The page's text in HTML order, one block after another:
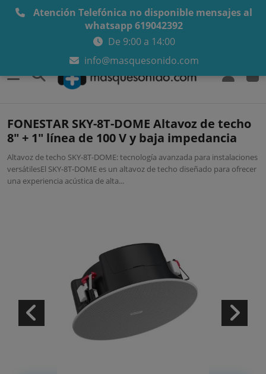
Atención Telefónica no disponible mensajes al
whatsapp 619042392
De 9:00 a 14:00
info@masquesonido.com
FONESTAR SKY-8T-DOME Altavoz de techo
8" + 1" línea de 100 V y baja impedancia
Altavoz de techo SKY-8T-DOME: tecnología avanzada para instalaciones
versátilesEl SKY-8T-DOME es un altavoz de techo diseñado para ofrecer
una experiencia acústica de alta...